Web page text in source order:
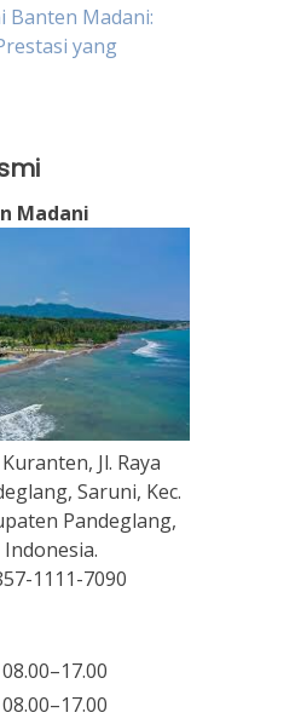
Banten Madani:
yang
Madani
Jl. Raya
Saruni, Kec.
Pandeglang,
1111-7090
08.00–17.00
08.00–17.00